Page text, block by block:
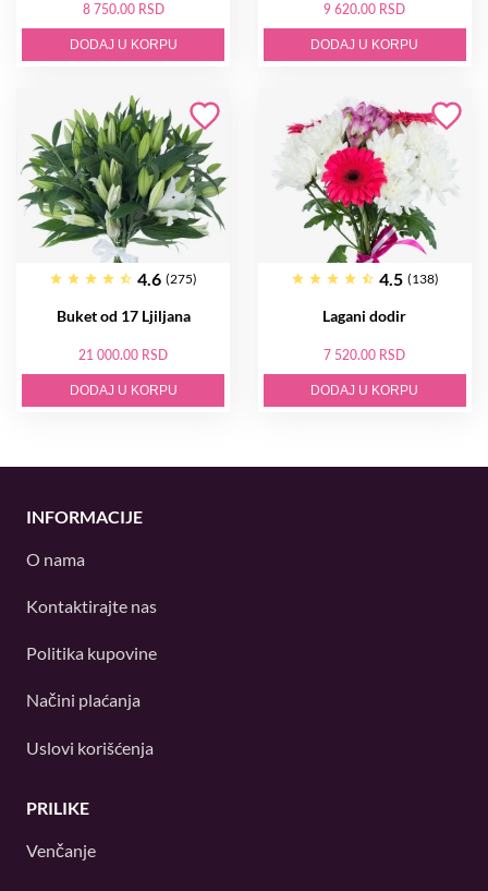
8 750.00 RSD
DODAJ U KORPU
9 620.00 RSD
DODAJ U KORPU
4.6 (275)
Buket od 17 Ljiljana
21 000.00 RSD
DODAJ U KORPU
4.5 (138)
Lagani dodir
7 520.00 RSD
DODAJ U KORPU
INFORMACIJE
O nama
Kontaktirajte nas
Politika kupovine
Načini plaćanja
Uslovi korišćenja
PRILIKE
Venčanje